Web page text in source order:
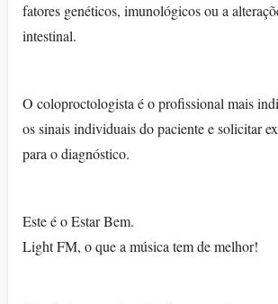
fatores genéticos, imunológicos ou a
intestinal.
O coloproctologista é o profissional mais
os sinais individuais do paciente e solicitar
para o diagnóstico.
Este é o Estar Bem.
Light FM, o que a música tem de melhor!